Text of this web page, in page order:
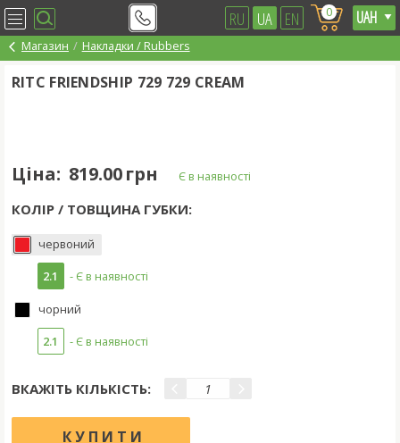
RU UA EN 0
Магазин Накладки / Rubbers
RITC FRIENDSHIP 729 729 CREAM
Ціна: 819.00 грн Є в наявності
КОЛІР / ТОВЩИНА ГУБКИ:
червоний
2.1
- Є в наявності
чорний
2.1
- Є в наявності
ВКАЖІТЬ КІЛЬКІСТЬ: